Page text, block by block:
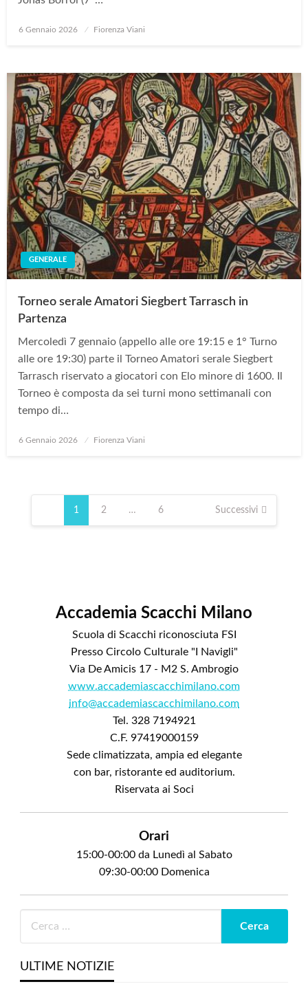
Posted
6 Gennaio 2026 Fiorenza Viani
GENERALE
Torneo serale Amatori Siegbert Tarrasch in
Partenza
Mercoledì 7 gennaio (appello alle ore 19:15 e 1° Turno
alle ore 19:30) parte il Torneo Amatori serale Siegbert
Tarrasch riservato a giocatori con Elo minore di 1600. Il
Torneo è composta da sei turni mono settimanali con
tempo di…
Posted
6 Gennaio 2026 Fiorenza Viani
Paginazione
articoli
1 2 … 6 Successivi
Accademia Scacchi Milano
Scuola di Scacchi riconosciuta FSI
Presso Circolo Culturale "I Navigli"
Via De Amicis 17 - M2 S. Ambrogio
www.accademiascacchimilano.com
info@accademiascacchimilano.com
Tel. 328 7194921
C.F. 97419000159
Sede climatizzata, ampia ed elegante
con bar, ristorante ed auditorium.
Riservata ai Soci
Orari
15:00-00:00 da Lunedì al Sabato
09:30-00:00 Domenica
ULTIME NOTIZIE